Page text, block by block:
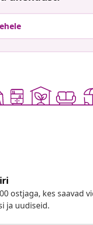
ostjaga, kes saavad
ja uudiseid.